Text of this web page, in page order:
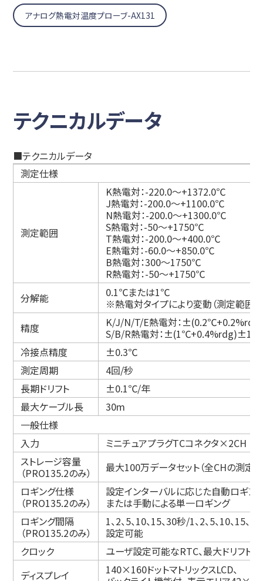
アナログ熱電対温度プローブ-AX131
テクニカルデータ
■テクニカルデータ
測定仕様
測定範囲
K熱電対：-220.0～+1372.0℃
J熱電対：-200.0～+1100.0℃
N熱電対：-200.0～+1300.0℃
S熱電対：-50～+1750℃
T熱電対：-200.0～+400.0℃
E熱電対：-60.0～+850.0℃
B熱電対：300～1750℃
R熱電対：-50～+1750℃
分解能
0.1℃または1℃
※熱電対タイプにより変動（測定範囲を
精度
K/J/N/T/E熱電対：
S/B/R熱電対：
冷接点精度
±0.3℃
測定周期
4回/秒
長期ドリフト
±0.1℃/年
最大ケーブル長
30m
一般仕様
入力
ミニチュアプラグTCコネクタ×2CH
ストレージ容量
（PRO135.2のみ）
最大100万データセット（全CHの測定
ロギング仕様
（PRO135.2のみ）
設定インターバルに応じた自動ロギン
または手動による単一ロギング
ロギング間隔
（PRO135.2のみ）
1、2、5、10、15、30秒/1、2、5、10、15
設定可能
クロック
ユーザ設定可能なRTC、最大ドリフト1
ディスプレイ
140×160ドットマトリックスLCD、